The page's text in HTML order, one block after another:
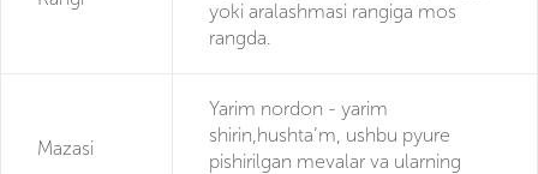
yoki aralashmasi rangiga mos
rangda.
Mazasi
Yarim nordon - yarim
shirin,hushta’m, ushbu pyure
pishirilgan mevalar va ularning